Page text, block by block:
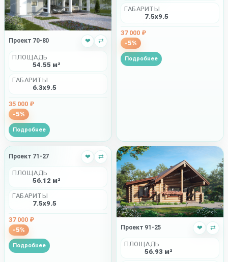
Проект 70-80 ❤ ⇄
ПЛОЩАДЬ
54.55 м²
ГАБАРИТЫ
6.3x9.5
35 000 ₽
-5%
Подробнее
ГАБАРИТЫ
7.5x9.5
37 000 ₽
-5%
Подробнее
Проект 71-27 ❤ ⇄
ПЛОЩАДЬ
56.12 м²
ГАБАРИТЫ
7.5x9.5
37 000 ₽
-5%
Подробнее
Проект 91-25 ❤ ⇄
ПЛОЩАДЬ
56.93 м²